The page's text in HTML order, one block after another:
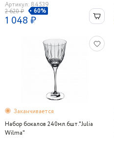
Артикул: 84539
2 620 ₽
60%
1 048 ₽
Заканчивается
Набор бокалов 240мл.6шт."Julia
Wilma"